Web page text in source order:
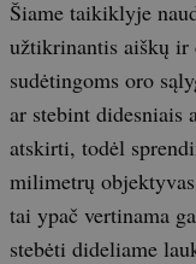
Šiame taikiklyje
užtikrinantis aiškų ir
sudėtingoms oro
ar stebint didesniais
atskirti, todėl
milimetrų
tai ypač vertinama
stebėti dideliame